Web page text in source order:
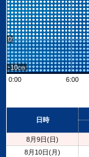
0
-10
0:00
6:00
+
日時
8月9日(日)
8月10日(月)